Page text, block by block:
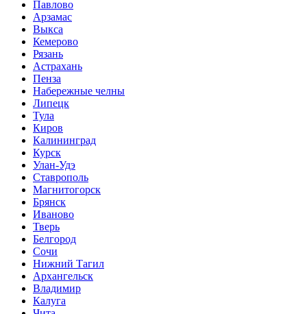
Павлово
Арзамас
Выкса
Кемерово
Рязань
Астрахань
Пенза
Набережные челны
Липецк
Тула
Киров
Калининград
Курск
Улан-Удэ
Ставрополь
Магнитогорск
Брянск
Иваново
Тверь
Белгород
Сочи
Нижний Тагил
Архангельск
Владимир
Калуга